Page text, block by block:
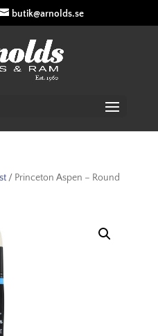
butik@arnolds.se
/ Princeton Aspen – Round